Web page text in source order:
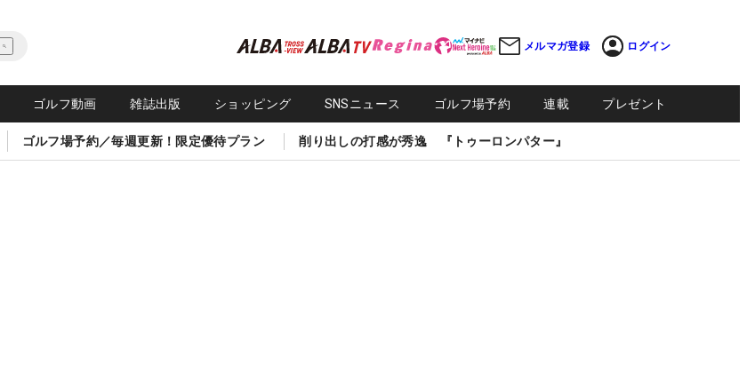
メルマガ登録 ログイン
ゴルフ動画 雑誌出版 ショッピング SNSニュース ゴルフ場予約 連載 プレゼント
ゴルフ場予約／毎週更新！限定優待プラン 削り出しの打感が秀逸 『トゥーロンパター』